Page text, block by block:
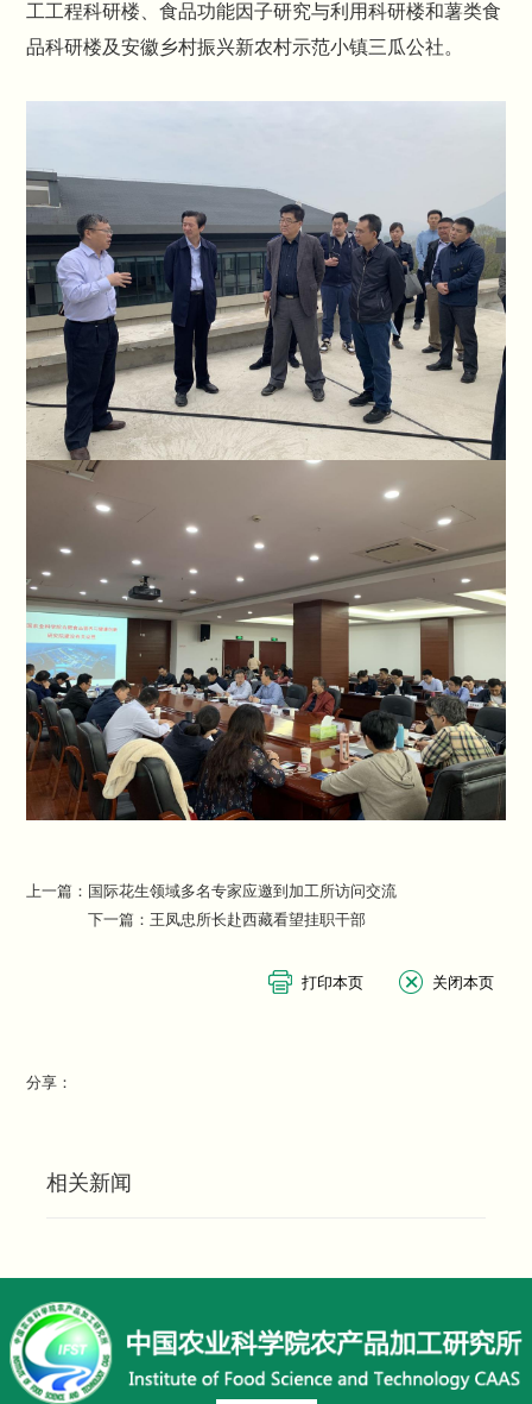
工工程科研楼、食品功能因子研究与利用科研楼和薯类食
品科研楼及安徽乡村振兴新农村示范小镇三瓜公社。
上一篇： 国际花生领域多名专家应邀到加工所访问交流
下一篇： 王凤忠所长赴西藏看望挂职干部
分享：
相关新闻